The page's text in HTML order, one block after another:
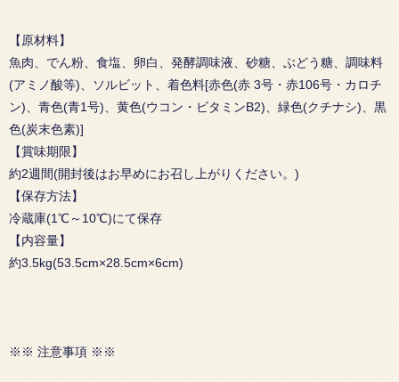
【原材料】
魚肉、でん粉、食塩、卵白、発酵調味液、砂糖、ぶどう糖、調味料
(アミノ酸等)、ソルビット、着色料[赤色(赤 3号・赤106号・カロチ
ン)、青色(青1号)、黄色(ウコン・ビタミンB2)、緑色(クチナシ)、黒
色(炭末色素)]
【賞味期限】
約2週間(開封後はお早めにお召し上がりください。)
【保存方法】
冷蔵庫(1℃～10℃)にて保存
【内容量】
約3.5kg(53.5cm×28.5cm×6cm)
※※ 注意事項 ※※